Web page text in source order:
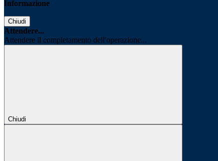
Informazione
Chiudi
Attendere...
Attendere il completamento dell'operazione...
Chiudi